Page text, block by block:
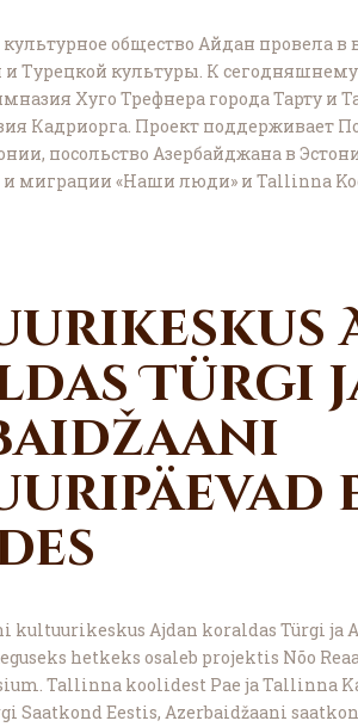
общество Айдан провела в
Турецкой культуры. К
Хуго Трефнера города Тарту и
Кадриорга. Проект поддерживает
посольство Азербайджана в
миграции «Наши люди» и Tallinna
Türgi
kultuurikeskus Ajdan koraldas Türgi ja
hetkeks osaleb projektis Nõo
Tallinna koolidest Pae ja Tallinna
Saatkond Eestis, Azerbaidžaani